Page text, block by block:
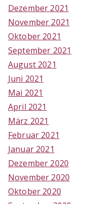
Dezember 2021
November 2021
Oktober 2021
September 2021
August 2021
Juni 2021
Mai 2021
April 2021
März 2021
Februar 2021
Januar 2021
Dezember 2020
November 2020
Oktober 2020